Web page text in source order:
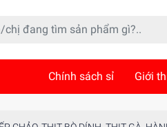
Chính sách sỉ Giới